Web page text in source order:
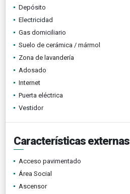
Depósito
Electricidad
Gas domiciliario
Suelo de cerámica / mármol
Zona de lavandería
Adosado
Internet
Puerta eléctrica
Vestidor
Características externas
Acceso pavimentado
Área Social
Ascensor